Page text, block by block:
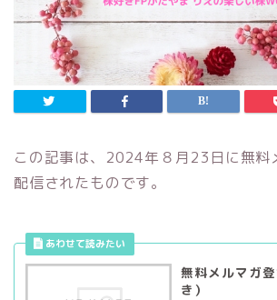
この記事は、2024年８月23日に無料
配信されたものです。
無料メルマガ
き）